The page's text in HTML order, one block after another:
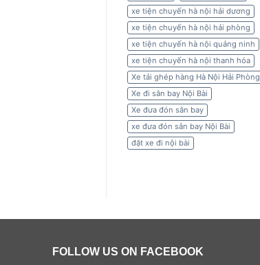
xe tiện chuyến hà nội hải dương
xe tiện chuyến hà nội hải phòng
xe tiện chuyến hà nội quảng ninh
xe tiện chuyến hà nội thanh hóa
Xe tải ghép hàng Hà Nội Hải Phòng
Xe đi sân bay Nội Bài
Xe đưa đón sân bay
xe đưa đón sân bay Nội Bài
đặt xe đi nội bài
FOLLOW US ON FACEBOOK